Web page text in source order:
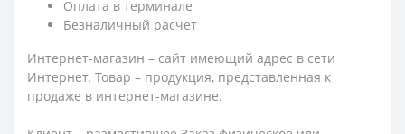
Оплата в терминале
Безналичный расчет
Интернет-магазин – сайт имеющий адрес в сети
Интернет. Товар – продукция, представленная к
продаже в интернет-магазине.